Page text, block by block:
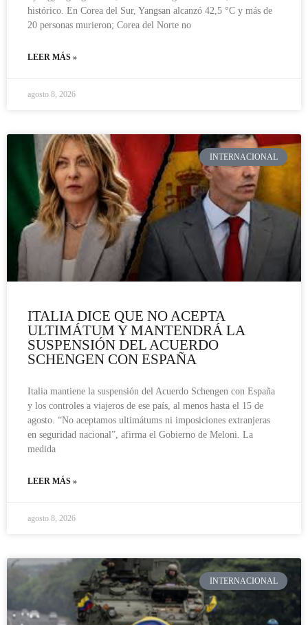
histórico. En Corea del Sur, Yangsan alcanzó 42,5 °C y más de
20 personas murieron; Corea del Norte no
LEER MÁS »
agosto 8, 2026
INTERNACIONAL
ITALIA DICE QUE NO ACEPTA
ULTIMÁTUM Y MANTENDRÁ LA
SUSPENSIÓN DEL ACUERDO
SCHENGEN CON ESPAÑA
Italia mantiene la suspensión del Acuerdo Schengen con España
y los controles a viajeros de ese país, al menos hasta el 15 de
agosto. “No aceptamos ultimátums ni imposiciones extranjeras
en seguridad nacional”, afirma el Gobierno de Meloni. La
medida
LEER MÁS »
agosto 8, 2026
INTERNACIONAL